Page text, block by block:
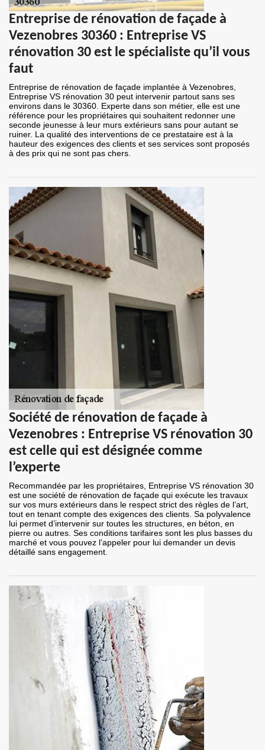
Entreprise de rénovation de façade à
Vezenobres 30360 : Entreprise VS
rénovation 30 est le spécialiste qu’il vous
faut
Entreprise de rénovation de façade implantée à Vezenobres,
Entreprise VS rénovation 30 peut intervenir partout sans ses
environs dans le 30360. Experte dans son métier, elle est une
référence pour les propriétaires qui souhaitent redonner une
seconde jeunesse à leur murs extérieurs sans pour autant se
ruiner. La qualité des interventions de ce prestataire est à la
hauteur des exigences des clients et ses services sont proposés
à des prix qui ne sont pas chers.
Société de rénovation de façade à
Vezenobres : Entreprise VS rénovation 30
est celle qui est désignée comme
l’experte
Recommandée par les propriétaires, Entreprise VS rénovation 30
est une société de rénovation de façade qui exécute les travaux
sur vos murs extérieurs dans le respect strict des règles de l’art,
tout en tenant compte des exigences des clients. Sa polyvalence
lui permet d’intervenir sur toutes les structures, en béton, en
pierre ou autres. Ses conditions tarifaires sont les plus basses du
marché et vous pouvez l’appeler pour lui demander un devis
détaillé sans engagement.